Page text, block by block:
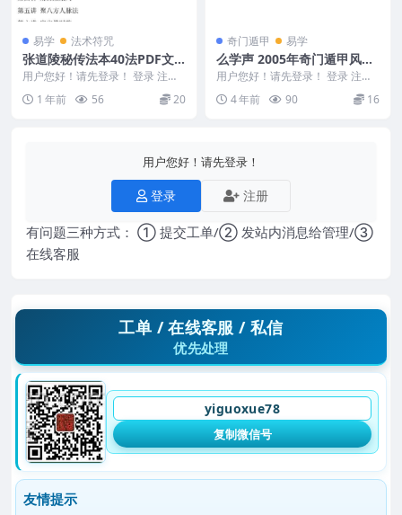
易学 法术符咒
张道陵秘传法本40法PDF文
档49页Y
用户您好！请先登录！ 登录 注册
张道陵秘传法本40法PDF文档49页
Y 250...
1 年前 56 20
奇门遁甲 易学
么学声 2005年奇门遁甲风水
学高级培训面授录音
用户您好！请先登录！ 登录 注册
么学声-2005年奇门遁甲风水学高
级培训面授录...
4 年前 90 16
用户您好！请先登录！
登录 注册
有问题三种方式： ① 提交工单/② 发站内消息给管理/③
在线客服
工单 / 在线客服 / 私信
优先处理
yiguoxue78
复制微信号
友情提示